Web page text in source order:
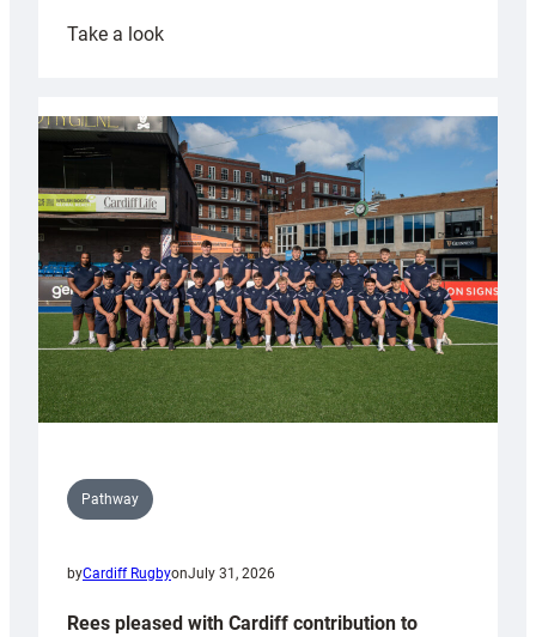
Take a look:
partnership
with
Keep
Wales
Tidy
Pathway
byCardiff RugbyonJuly 31, 2026
Rees pleased with Cardiff contribution to